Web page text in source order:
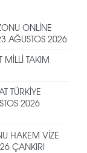
ONLİNE
AĞUSTOS 2026
MİLLİ TAKIM
TÜRKİYE
2026
HAKEM VİZE
ÇANKIRI